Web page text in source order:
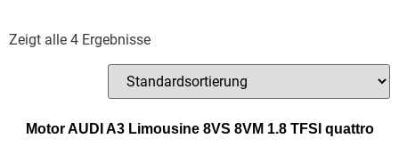
Zeigt alle 4 Ergebnisse
Motor AUDI A3 Limousine 8VS 8VM 1.8 TFSI quattro